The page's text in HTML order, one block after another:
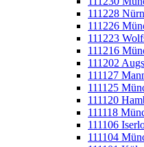
111228
111226
111223
111216
111202
111127
111125
111120
111118
111106
111104